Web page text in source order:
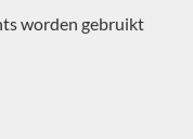
worden gebruikt